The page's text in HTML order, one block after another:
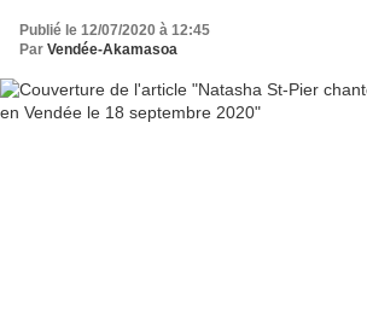
Publié le 12/07/2020 à 12:45
Par Vendée-Akamasoa